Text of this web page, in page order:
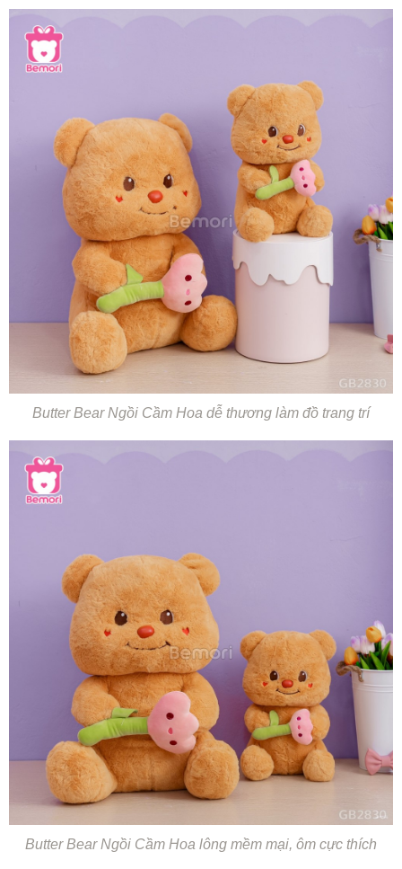
Butter Bear Ngồi Cầm Hoa dễ thương làm đồ trang trí
Butter Bear Ngồi Cầm Hoa lông mềm mại, ôm cực thích